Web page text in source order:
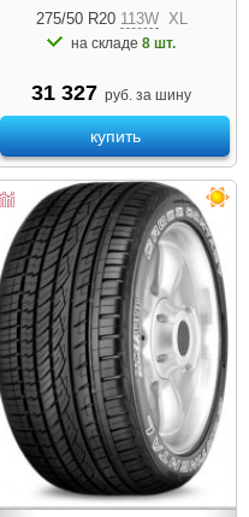
275/50 R20 113W XL
на складе 8 шт.
31 327 руб. за шину
купить